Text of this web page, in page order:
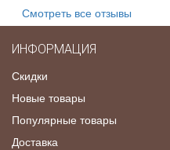
Смотреть все отзывы
ИНФОРМАЦИЯ
Скидки
Новые товары
Популярные товары
Доставка